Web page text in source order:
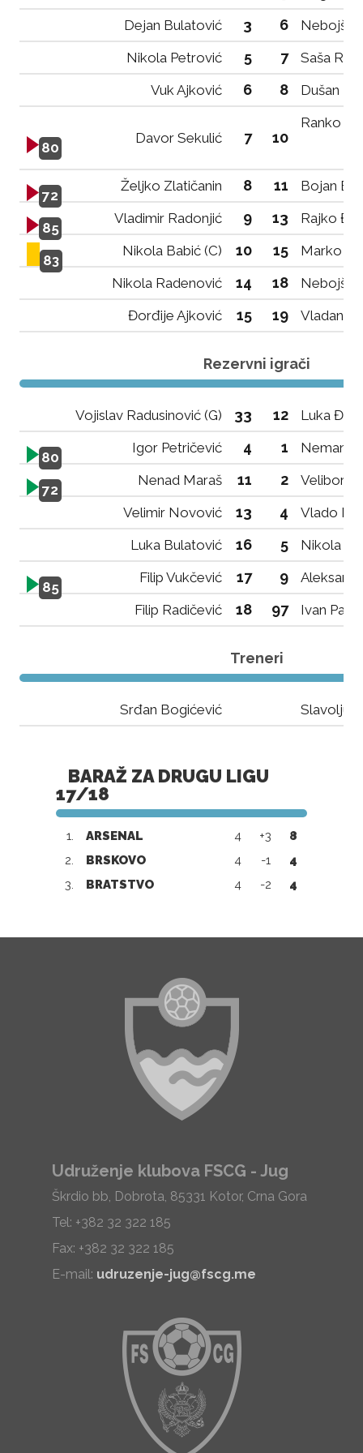
Dejan Bulatović
3 6
Nebojša
Nikola Petrović
5 7
Saša
Vuk Ajković
6 8 Dušan
80
Davor Sekulić 7 10
Ranko
72
Željko Zlatičanin 8 11 Bojan
85
Vladimir Radonjić 9 13 Rajko
83
Nikola Babić (C) 10 15
Marko
Nikola Radenović
14 18
Nebojša
Đorđije Ajković
15 19 Vladan
Rezervni igrači
Vojislav Radusinović (G) 33 12 Luka
80
Igor Petričević 4 1 Nemanja
72
Nenad Maraš 11 2
Velibor
Velimir Novović
13 4
Vlado
Luka Bulatović
16 5 Nikola
85
Filip Vukčević 17 9
Filip Radičević
18 97 Ivan
Treneri
Srđan Bogićević Slavoljub
BARAŽ ZA DRUGU LIGU
17/18
1. ARSENAL 4 +3
8
2.
BRSKOVO 4 -1
4
3.
BRATSTVO 4 -2 4
Udruženje klubova FSCG - Jug
Škrdio bb, Dobrota, 85331 Kotor, Crna Gora
Tel: +382 32 322 185
Fax: +382 32 322 185
E-mail: udruzenje-jug@fscg.me